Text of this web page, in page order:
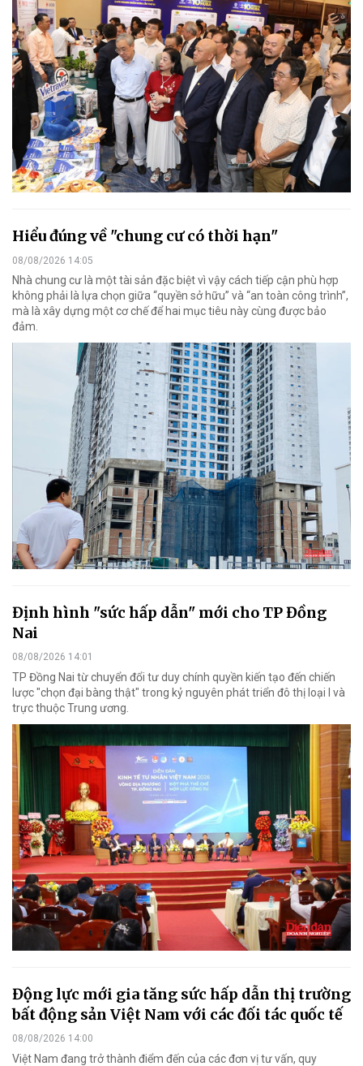
Hiểu đúng về "chung cư có thời hạn"
08/08/2026 14:05
Nhà chung cư là một tài sản đặc biệt vì vậy cách tiếp cận phù hợp
không phải là lựa chọn giữa “quyền sở hữu” và “an toàn công trình”,
mà là xây dựng một cơ chế để hai mục tiêu này cùng được bảo
đảm.
Định hình "sức hấp dẫn" mới cho TP Đồng
Nai
08/08/2026 14:01
TP Đồng Nai từ chuyển đổi tư duy chính quyền kiến tạo đến chiến
lược "chọn đại bàng thật" trong kỷ nguyên phát triển đô thị loại I và
trực thuộc Trung ương.
Động lực mới gia tăng sức hấp dẫn thị trường
bất động sản Việt Nam với các đối tác quốc tế
08/08/2026 14:00
Việt Nam đang trở thành điểm đến của các đơn vị tư vấn, quy